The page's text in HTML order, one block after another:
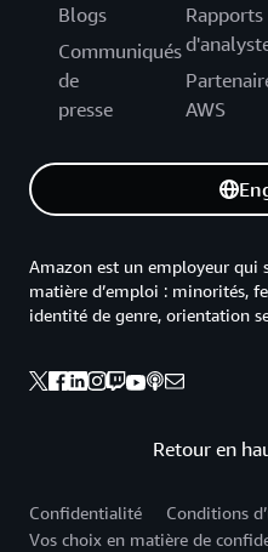
Blogs
Communiqués
de
presse
Rapports
AWS
Retour en
Amazon est un employeur qui
matière d’emploi : minorités,
identité de genre, orientation
Confidentialité
Conditions
Vos choix en matière de